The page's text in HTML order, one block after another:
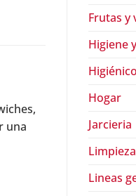
Frutas y
Higiene
Hogar
Jarcieria
Limpieza
Lineas
una